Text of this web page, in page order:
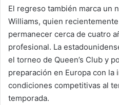
El regreso también marca un
Williams, quien
permanecer cerca de cuatro
profesional. La
el torneo de Queen’s Club y
preparación en Europa con la
condiciones competitivas al
temporada.